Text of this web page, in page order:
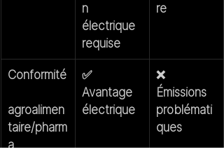
n
électrique
requise
re
Conformité
agroalimen
taire/pharm
a
✅
Avantage
électrique
❌
Émissions
problémati
ques